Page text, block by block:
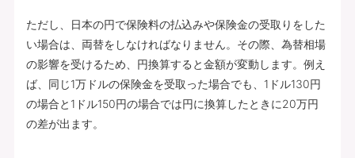
ただし、日本の円で保険料の払込みや保険金の受取りをした
い場合は、両替をしなければなりません。その際、為替相場
の影響を受けるため、円換算すると金額が変動します。例え
ば、同じ1万ドルの保険金を受取った場合でも、1ドル130円
の場合と1ドル150円の場合では円に換算したときに20万円
の差が出ます。